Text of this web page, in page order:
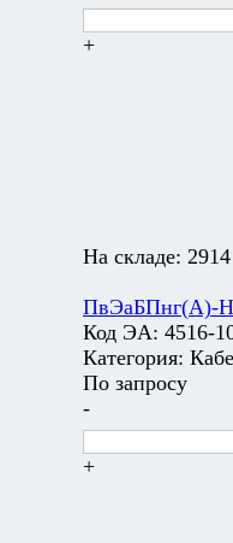
+
На складе:
ПвЭаБПнг(А)-
Код ЭА: 4516-
Категория:
По запросу
-
+